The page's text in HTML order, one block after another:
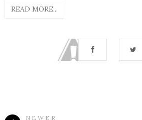
READ MORE...
NEWER